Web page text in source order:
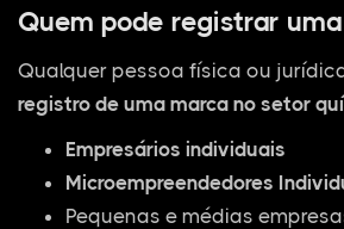
Quem pode registrar
Qualquer pessoa física ou
registro de uma marca no setor
Empresários individuais
Microempreendedores
Pequenas e médias